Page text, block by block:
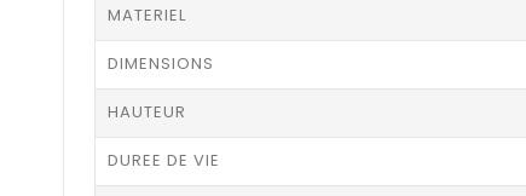
MATERIEL
DIMENSIONS
HAUTEUR
DUREE DE VIE